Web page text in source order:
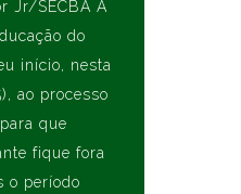
Jr/SECBA A
do
início, nesta
ao processo
que
fique fora
o período